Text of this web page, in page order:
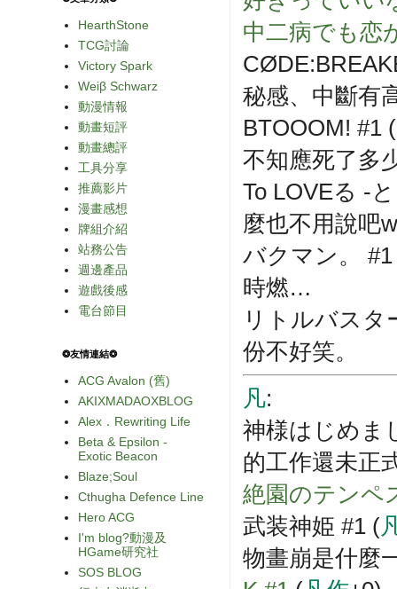
中二病でも恋
秘感、中斷有
BTOOOM! #1 (
不知應死了多
To LOVEる -
麼也不用說吧
バクマン。 #1
時燃…
リトルバスタ
份不好笑。
凡:
神様はじめま
的工作還未正
絶園のテンペ
武装神姫 #1 (
物畫崩是什麼
HearthStone
TCG討論
Victory Spark
Weiβ Schwarz
動漫情報
動畫短評
動畫總評
工具分享
推薦影片
漫畫感想
牌組介紹
站務公告
週邊產品
遊戲後感
電台節目
❂友情連結❂
ACG Avalon (舊)
AKIXMADAOXBLOG
Alex．Rewriting Life
Beta & Epsilon -
Exotic Beacon
Blaze;Soul
Cthugha Defence Line
Hero ACG
I'm blog?動漫及
HGame研究社
SOS BLOG